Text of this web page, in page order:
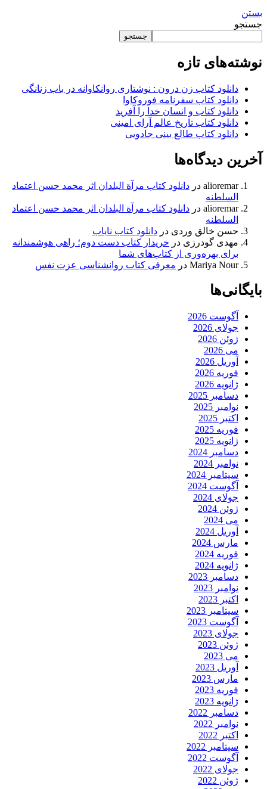
بستن
جستجو
جستجو
نوشته‌های تازه
دانلود کتاب زن درون : نوشتاری روانکاوانه در باب زنانگی
دانلود کتاب سفرنامه فوروکاوا
دانلود کتاب و انسان خدا را آفرید
دانلود کتاب تاریخ عالم آرای امینی
دانلود کتاب طالع بینی جادویی
آخرین دیدگاه‌ها
alioremar در دانلود کتاب مرآة البلدان اثر محمد حسن اعتماد
السلطنه
alioremar در دانلود کتاب مرآة البلدان اثر محمد حسن اعتماد
السلطنه
حسن خالق وردی در دانلود کتاب نایاب
مهدی گودرزی در خریدار کتاب دست دوم؛ راهی هوشمندانه
برای بهره‌وری از کتاب‌های شما
Mariya Nour در معرفی کتاب روانشناسی عزت نفس
بایگانی‌ها
آگوست 2026
جولای 2026
ژوئن 2026
می 2026
آوریل 2026
فوریه 2026
ژانویه 2026
دسامبر 2025
نوامبر 2025
اکتبر 2025
فوریه 2025
ژانویه 2025
دسامبر 2024
نوامبر 2024
سپتامبر 2024
آگوست 2024
جولای 2024
ژوئن 2024
می 2024
آوریل 2024
مارس 2024
فوریه 2024
ژانویه 2024
دسامبر 2023
نوامبر 2023
اکتبر 2023
سپتامبر 2023
آگوست 2023
جولای 2023
ژوئن 2023
می 2023
آوریل 2023
مارس 2023
فوریه 2023
ژانویه 2023
دسامبر 2022
نوامبر 2022
اکتبر 2022
سپتامبر 2022
آگوست 2022
جولای 2022
ژوئن 2022